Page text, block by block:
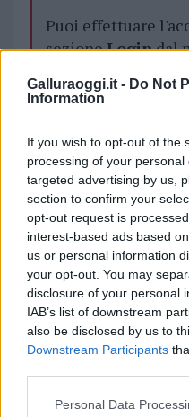
Galluraoggi.it - Do Not
Information
If you wish to opt-out of the
processing of your
targeted advertising by us,
section to confirm your
opt-out request is
interest-based ads based
us or personal information
your opt-out. You may
disclosure of your personal
IAB’s list of downstream
also be disclosed by us to
Downstream Participants
Please note that this
Personal Data
Puoi effettuare
sezioneLogindal
TEMI: Discarica
Notizie Pittulongu
Sergio Solinas
Notizie
Entra
Inviaci
Su